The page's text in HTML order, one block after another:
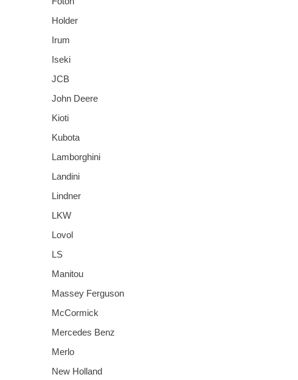
Holder
Irum
Iseki
JCB
John Deere
Kioti
Kubota
Lamborghini
Landini
Lindner
LKW
Lovol
LS
Manitou
Massey Ferguson
McCormick
Mercedes Benz
Merlo
New Holland